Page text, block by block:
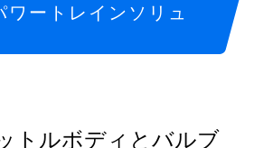
ワートレインソリュ
トルボディとバルブ